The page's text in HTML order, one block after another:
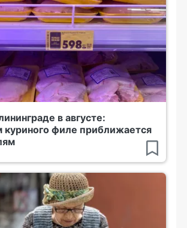
в августе:
куриного филе приближается